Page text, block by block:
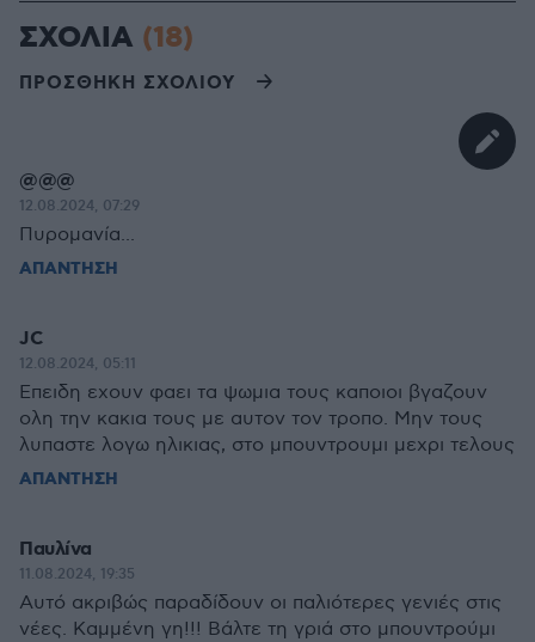
ΣΧΟΛΙΑ (18)
ΠΡΟΣΘΗΚΗ ΣΧΟΛΙΟΥ
@@@
12.08.2024, 07:29
Πυρομανία...
ΑΠΑΝΤΗΣΗ
JC
12.08.2024, 05:11
Επειδη εχουν φαει τα ψωμια τους καποιοι βγαζουν
ολη την κακια τους με αυτον τον τροπο. Μην τους
λυπαστε λογω ηλικιας, στο μπουντρουμι μεχρι τελους
ΑΠΑΝΤΗΣΗ
Παυλίνα
11.08.2024, 19:35
Αυτό ακριβώς παραδίδουν οι παλιότερες γενιές στις
νέες. Καμμένη γη!!! Βάλτε τη γριά στο μπουντρούμι